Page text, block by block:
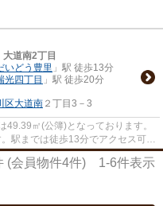
道南2丁目
いどう豊里 」駅 徒歩13分
光四丁目 」駅 徒歩20分
区大道南 ２丁目3－3
㎡(公簿)となっております。
駅までは徒歩13分でアクセス可能
関し...
(会員物件4件) 1-6件表示